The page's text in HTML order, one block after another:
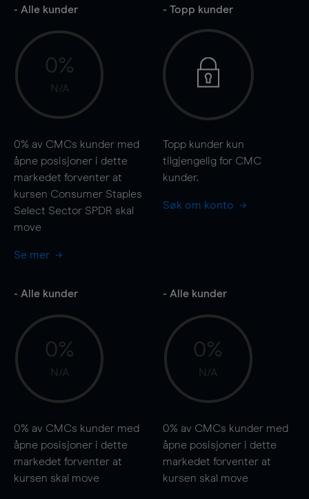
- Alle kunder
0%
N/A
0% av CMCs kunder med
åpne posisjoner i dette
markedet forventer at
kursen Consumer Staples
Select Sector SPDR skal
move
Se mer
- Topp kunder
Topp kunder kun
tilgjengelig for CMC
kunder.
Søk om konto
- Alle kunder
0%
N/A
0% av CMCs kunder med
åpne posisjoner i dette
markedet forventer at
kursen skal move
- Alle kunder
0%
N/A
0% av CMCs kunder med
åpne posisjoner i dette
markedet forventer at
kursen skal move